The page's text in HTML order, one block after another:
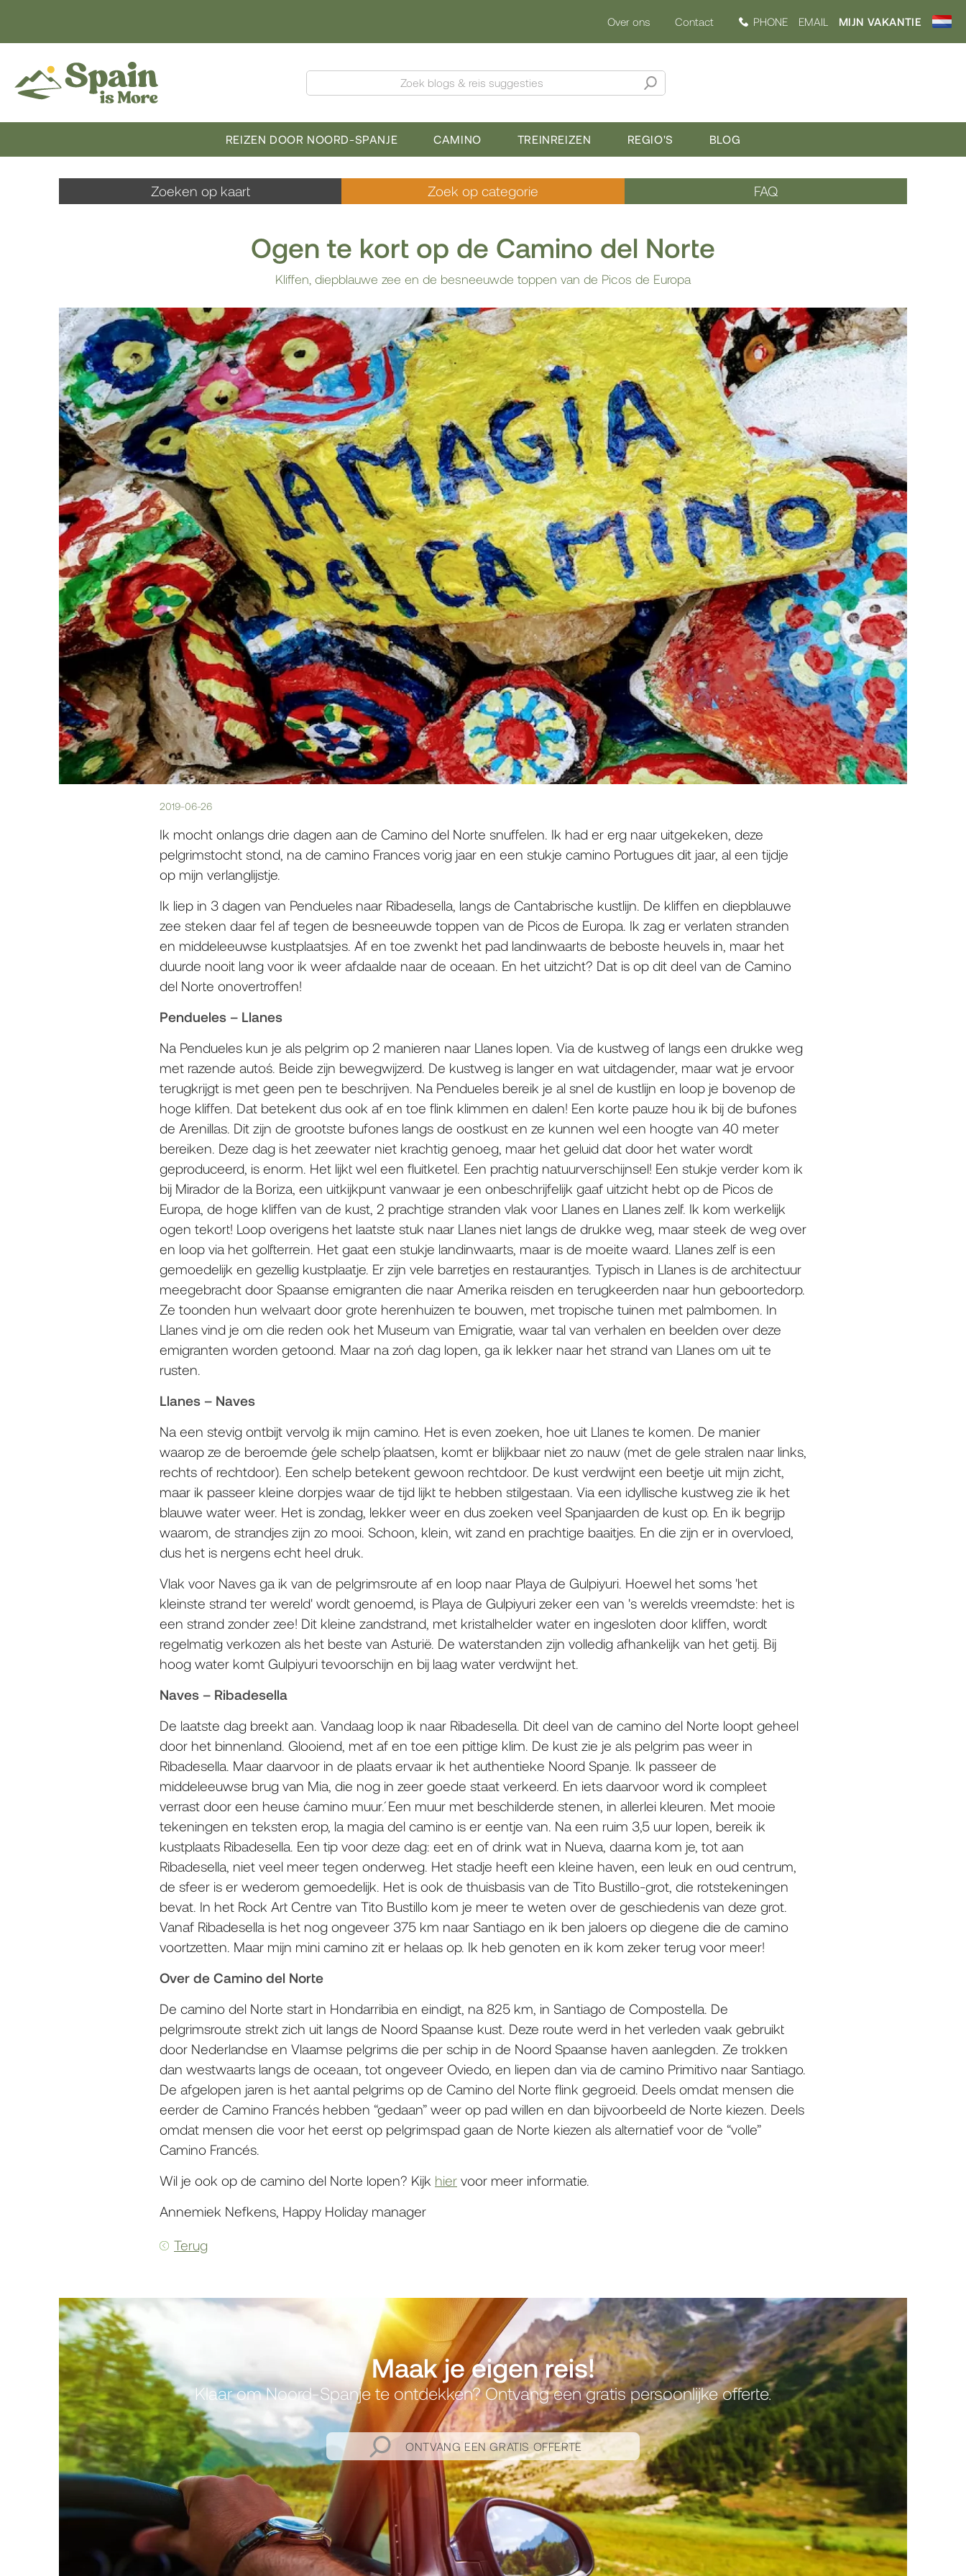
Over ons Contact PHONE EMAIL MIJN VAKANTIE
Zoek blogs & reis suggesties
REIZEN DOOR NOORD-SPANJE CAMINO TREINREIZEN REGIO'S BLOG
Zoeken op kaart Zoek op categorie FAQ
Ogen te kort op de Camino del Norte
Kliffen, diepblauwe zee en de besneeuwde toppen van de Picos de Europa
2019-06-26
Ik mocht onlangs drie dagen aan de Camino del Norte snuffelen. Ik had er erg naar uitgekeken, deze
pelgrimstocht stond, na de camino Frances vorig jaar en een stukje camino Portugues dit jaar, al een tijdje
op mijn verlanglijstje.
Ik liep in 3 dagen van Pendueles naar Ribadesella, langs de Cantabrische kustlijn. De kliffen en diepblauwe
zee steken daar fel af tegen de besneeuwde toppen van de Picos de Europa. Ik zag er verlaten stranden
en middeleeuwse kustplaatsjes. Af en toe zwenkt het pad landinwaarts de beboste heuvels in, maar het
duurde nooit lang voor ik weer afdaalde naar de oceaan. En het uitzicht? Dat is op dit deel van de Camino
del Norte onovertroffen!
Pendueles – Llanes
Na Pendueles kun je als pelgrim op 2 manieren naar Llanes lopen. Via de kustweg of langs een drukke weg
met razende auto´s. Beide zijn bewegwijzerd. De kustweg is langer en wat uitdagender, maar wat je ervoor
terugkrijgt is met geen pen te beschrijven. Na Pendueles bereik je al snel de kustlijn en loop je bovenop de
hoge kliffen. Dat betekent dus ook af en toe flink klimmen en dalen! Een korte pauze hou ik bij de bufones
de Arenillas. Dit zijn de grootste bufones langs de oostkust en ze kunnen wel een hoogte van 40 meter
bereiken. Deze dag is het zeewater niet krachtig genoeg, maar het geluid dat door het water wordt
geproduceerd, is enorm. Het lijkt wel een fluitketel. Een prachtig natuurverschijnsel! Een stukje verder kom ik
bij Mirador de la Boriza, een uitkijkpunt vanwaar je een onbeschrijfelijk gaaf uitzicht hebt op de Picos de
Europa, de hoge kliffen van de kust, 2 prachtige stranden vlak voor Llanes en Llanes zelf. Ik kom werkelijk
ogen tekort! Loop overigens het laatste stuk naar Llanes niet langs de drukke weg, maar steek de weg over
en loop via het golfterrein. Het gaat een stukje landinwaarts, maar is de moeite waard. Llanes zelf is een
gemoedelijk en gezellig kustplaatje. Er zijn vele barretjes en restaurantjes. Typisch in Llanes is de architectuur
meegebracht door Spaanse emigranten die naar Amerika reisden en terugkeerden naar hun geboortedorp.
Ze toonden hun welvaart door grote herenhuizen te bouwen, met tropische tuinen met palmbomen. In
Llanes vind je om die reden ook het Museum van Emigratie, waar tal van verhalen en beelden over deze
emigranten worden getoond. Maar na zo´n dag lopen, ga ik lekker naar het strand van Llanes om uit te
rusten.
Llanes – Naves
Na een stevig ontbijt vervolg ik mijn camino. Het is even zoeken, hoe uit Llanes te komen. De manier
waarop ze de beroemde ´gele schelp´ plaatsen, komt er blijkbaar niet zo nauw (met de gele stralen naar links,
rechts of rechtdoor). Een schelp betekent gewoon rechtdoor. De kust verdwijnt een beetje uit mijn zicht,
maar ik passeer kleine dorpjes waar de tijd lijkt te hebben stilgestaan. Via een idyllische kustweg zie ik het
blauwe water weer. Het is zondag, lekker weer en dus zoeken veel Spanjaarden de kust op. En ik begrijp
waarom, de strandjes zijn zo mooi. Schoon, klein, wit zand en prachtige baaitjes. En die zijn er in overvloed,
dus het is nergens echt heel druk.
Vlak voor Naves ga ik van de pelgrimsroute af en loop naar Playa de Gulpiyuri. Hoewel het soms 'het
kleinste strand ter wereld' wordt genoemd, is Playa de Gulpiyuri zeker een van 's werelds vreemdste: het is
een strand zonder zee! Dit kleine zandstrand, met kristalhelder water en ingesloten door kliffen, wordt
regelmatig verkozen als het beste van Asturië. De waterstanden zijn volledig afhankelijk van het getij. Bij
hoog water komt Gulpiyuri tevoorschijn en bij laag water verdwijnt het.
Naves – Ribadesella
De laatste dag breekt aan. Vandaag loop ik naar Ribadesella. Dit deel van de camino del Norte loopt geheel
door het binnenland. Glooiend, met af en toe een pittige klim. De kust zie je als pelgrim pas weer in
Ribadesella. Maar daarvoor in de plaats ervaar ik het authentieke Noord Spanje. Ik passeer de
middeleeuwse brug van Mia, die nog in zeer goede staat verkeerd. En iets daarvoor word ik compleet
verrast door een heuse ´camino muur´. Een muur met beschilderde stenen, in allerlei kleuren. Met mooie
tekeningen en teksten erop, la magia del camino is er eentje van. Na een ruim 3,5 uur lopen, bereik ik
kustplaats Ribadesella. Een tip voor deze dag: eet en of drink wat in Nueva, daarna kom je, tot aan
Ribadesella, niet veel meer tegen onderweg. Het stadje heeft een kleine haven, een leuk en oud centrum,
de sfeer is er wederom gemoedelijk. Het is ook de thuisbasis van de Tito Bustillo-grot, die rotstekeningen
bevat. In het Rock Art Centre van Tito Bustillo kom je meer te weten over de geschiedenis van deze grot.
Vanaf Ribadesella is het nog ongeveer 375 km naar Santiago en ik ben jaloers op diegene die de camino
voortzetten. Maar mijn mini camino zit er helaas op. Ik heb genoten en ik kom zeker terug voor meer!
Over de Camino del Norte
De camino del Norte start in Hondarribia en eindigt, na 825 km, in Santiago de Compostella. De
pelgrimsroute strekt zich uit langs de Noord Spaanse kust. Deze route werd in het verleden vaak gebruikt
door Nederlandse en Vlaamse pelgrims die per schip in de Noord Spaanse haven aanlegden. Ze trokken
dan westwaarts langs de oceaan, tot ongeveer Oviedo, en liepen dan via de camino Primitivo naar Santiago.
De afgelopen jaren is het aantal pelgrims op de Camino del Norte flink gegroeid. Deels omdat mensen die
eerder de Camino Francés hebben “gedaan” weer op pad willen en dan bijvoorbeeld de Norte kiezen. Deels
omdat mensen die voor het eerst op pelgrimspad gaan de Norte kiezen als alternatief voor de “volle”
Camino Francés.
Wil je ook op de camino del Norte lopen? Kijk hier voor meer informatie.
Annemiek Nefkens, Happy Holiday manager
Terug
Maak je eigen reis!
Klaar om Noord-Spanje te ontdekken? Ontvang een gratis persoonlijke offerte.
ONTVANG EEN GRATIS OFFERTE